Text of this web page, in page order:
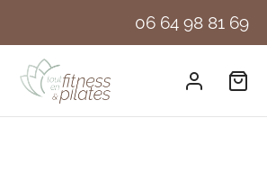
06 64 98 81 69